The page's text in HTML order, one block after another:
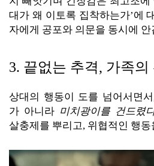
대가 왜 이토록 집착하는가’에
자에게 공포와 의문을 동시에 안
3. 끝없는 추격, 가족의
상대의 행동이 도를 넘어서면
가 아니라 미치광이를 건드렸
살충제를 뿌리고, 위협적인 행동